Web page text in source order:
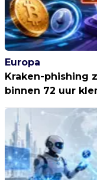
Europa
Kraken-phishing
binnen 72 uur